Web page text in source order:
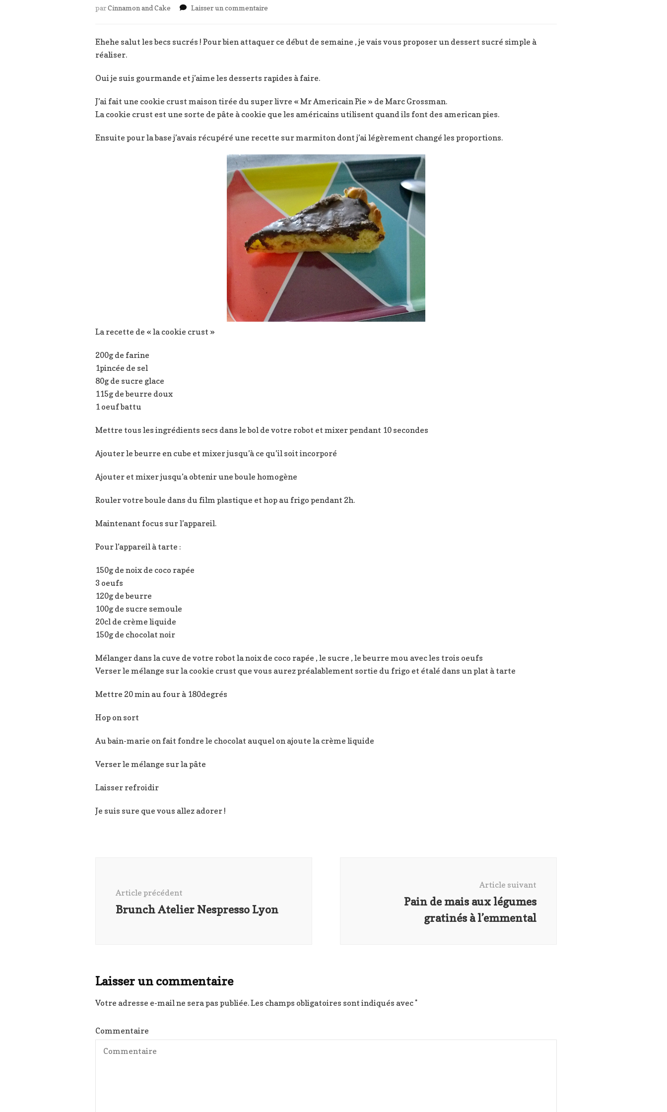
parCinnamon and Cake Laisser un commentaire
bounty
Ehehe salut les becs sucrés ! Pour bien attaquer ce début de semaine , je vais vous proposer un dessert sucré simple à
réaliser.
Oui je suis gourmande et j’aime les desserts rapides à faire.
J’ai fait une cookie crust maison tirée du super livre « Mr Americain Pie » de Marc Grossman.
La cookie crust est une sorte de pâte à cookie que les américains utilisent quand ils font des american pies.
Ensuite pour la base j’avais récupéré une recette sur marmiton dont j’ai légèrement changé les proportions.
La recette de « la cookie crust »
200g de farine
1pincée de sel
80g de sucre glace
115g de beurre doux
1 oeuf battu
Mettre tous les ingrédients secs dans le bol de votre robot et mixer pendant 10 secondes
Ajouter le beurre en cube et mixer jusqu’à ce qu’il soit incorporé
Ajouter et mixer jusqu’a obtenir une boule homogène
Rouler votre boule dans du film plastique et hop au frigo pendant 2h.
Maintenant focus sur l’appareil.
Pour l’appareil à tarte :
150g de noix de coco rapée
3 oeufs
120g de beurre
100g de sucre semoule
20cl de crème liquide
150g de chocolat noir
Mélanger dans la cuve de votre robot la noix de coco rapée , le sucre , le beurre mou avec les trois oeufs
Verser le mélange sur la cookie crust que vous aurez préalablement sortie du frigo et étalé dans un plat à tarte
Mettre 20 min au four à 180degrés
Hop on sort
Au bain-marie on fait fondre le chocolat auquel on ajoute la crème liquide
Verser le mélange sur la pâte
Laisser refroidir
Je suis sure que vous allez adorer !
Article précédent
Brunch Atelier Nespresso Lyon
Article suivant
Pain de mais aux légumes
gratinés à l’emmental
Laisser un commentaire
Votre adresse e-mail ne sera pas publiée.Les champs obligatoires sont indiqués avec*
Commentaire